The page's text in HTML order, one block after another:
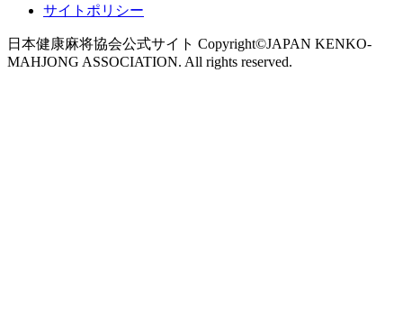
サイトポリシー
日本健康麻将協会公式サイト Copyright©JAPAN KENKO-
MAHJONG ASSOCIATION. All rights reserved.